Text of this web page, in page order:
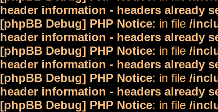
header information - headers already
[phpBB Debug] PHP Notice: in file /
header information - headers already
[phpBB Debug] PHP Notice: in file /
header information - headers already
[phpBB Debug] PHP Notice: in file /
header information - headers already
[phpBB Debug] PHP Notice: in file /